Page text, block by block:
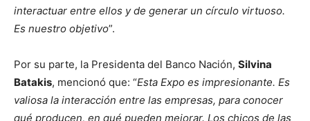
interactuar entre ellos y de generar un círculo virtuoso.
Es nuestro objetivo”.
Por su parte, la Presidenta del Banco Nación, Silvina
Batakis, mencionó que: “Esta Expo es impresionante. Es
valiosa la interacción entre las empresas, para conocer
qué producen, en qué pueden mejorar. Los chicos de las